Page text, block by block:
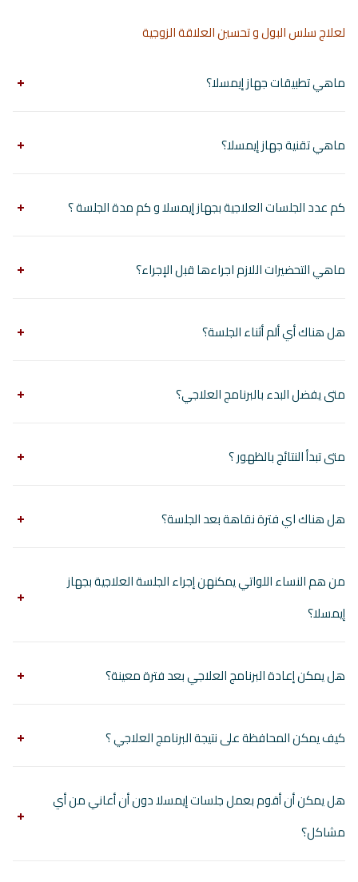
لعلاج سلس البول و تحسين العلاقة الزوجية
ماهي تطبيقات جهاز إيمسلا؟
ماهي تقنية جهاز إيمسلا؟
كم عدد الجلسات العلاجية بجهاز إيمسلا و كم مدة الجلسة ؟
ماهي التحضيرات اللازم اجراءها قبل الإجراء؟
هل هناك أي ألم أثناء الجلسة؟
متى يفضل البدء بالبرنامج العلاجي؟
متى تبدأ النتائج بالظهور ؟
هل هناك اي فترة نقاهة بعد الجلسة؟
من هم النساء اللواتي يمكنهن إجراء الجلسة العلاجية بجهاز
إيمسلا؟
هل يمكن إعادة البرنامج العلاجي بعد فترة معينة؟
كيف يمكن المحافظة على نتيجة البرنامج العلاجي ؟
هل يمكن أن أقوم بعمل جلسات إيمسلا دون أن أعاني من أي
مشاكل؟